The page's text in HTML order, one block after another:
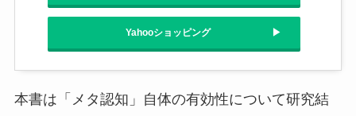
Yahooショッピング
本書は「メタ認知」自体の有効性について研究結